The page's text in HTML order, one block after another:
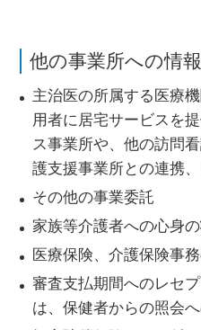
他の事業所への情
主治医の所属する医療
用者に居宅サービスを
ス事業所や、他の訪問
護支援事業所との連携
その他の事業委託
家族等介護者への心身
医療保険、介護保険事
審査支払期間へのレセ
は、保健者からの照会